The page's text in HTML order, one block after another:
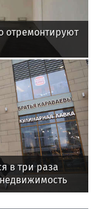
отремонтируют
в три раза